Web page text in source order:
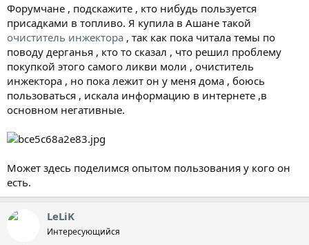
Форумчане , подскажите , кто нибудь пользуется
присадками в топливо. Я купила в Ашане такой
очиститель инжектора , так как пока читала темы по
поводу дерганья , кто то сказал , что решил проблему
покупкой этого самого ликви моли , очиститель
инжектора , но пока лежит он у меня дома , боюсь
пользоваться , искала информацию в интернете ,в
основном негативные.
Может здесь поделимся опытом пользования у кого он
есть.
LeLiK
Интересующийся